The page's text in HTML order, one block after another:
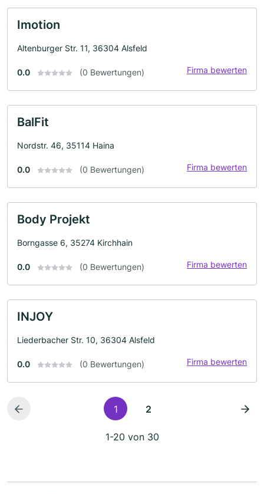
Imotion
Altenburger Str. 11, 36304 Alsfeld
0.0 (0 Bewertungen) Firma bewerten
BalFit
Nordstr. 46, 35114 Haina
0.0 (0 Bewertungen) Firma bewerten
Body Projekt
Borngasse 6, 35274 Kirchhain
0.0 (0 Bewertungen) Firma bewerten
INJOY
Liederbacher Str. 10, 36304 Alsfeld
0.0 (0 Bewertungen) Firma bewerten
1 2
1-20 von 30